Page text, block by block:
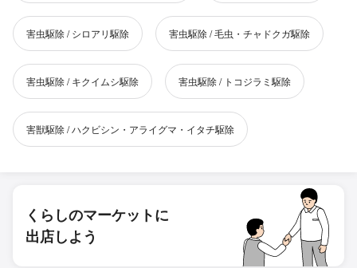
害虫駆除 / シロアリ駆除 害虫駆除 / 毛虫・チャドクガ駆除
害虫駆除 / キクイムシ駆除 害虫駆除 / トコジラミ駆除
害獣駆除 / ハクビシン・アライグマ・イタチ駆除
くらしのマーケットに
出店しよう